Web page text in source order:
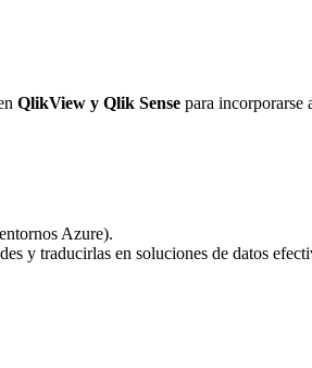
QlikView y Qlik Sense para incorporarse
Azure).
y traducirlas en soluciones de datos